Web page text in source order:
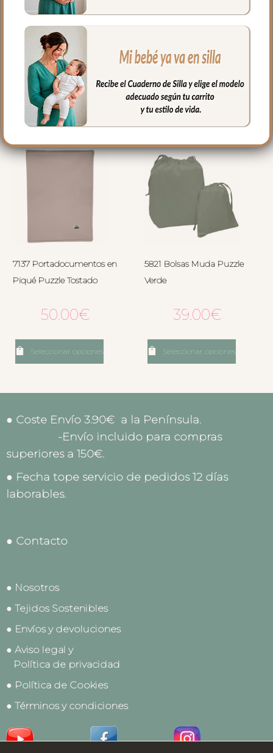
PRODUCTOS
RELACIONADOS
7137 Portadocumentos en
Piqué Puzzle Tostado
50.00€
Seleccionar opciones
5821 Bolsas Muda Puzzle
Verde
39.00€
Seleccionar opciones
● Coste Envío 3.90€ a la Península.
-Envío incluido para compras
superiores a 150€.
● Fecha tope servicio de pedidos 12 días
laborables.
● Contacto
● Nosotros
● Tejidos Sostenibles
● Envíos y devoluciones
● Aviso legal y
Política de privacidad
● Política de Cookies
● Términos y condiciones